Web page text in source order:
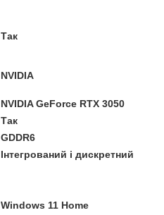
Так
NVIDIA
NVIDIA GeForce RTX 3050
Так
GDDR6
Інтегрований і дискретний
Windows 11 Home